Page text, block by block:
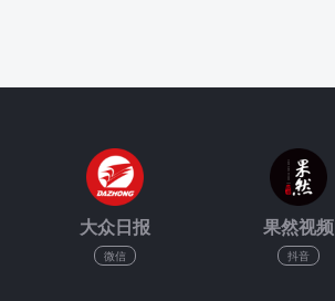
大众日报
微信
果然视频
抖音